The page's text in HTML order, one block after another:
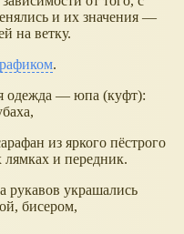
и их значения —
на ветку.
.
одежда — юпа (куфт):
из яркого пёстрого
лямках и передник.
рукавов украшались
бисером,